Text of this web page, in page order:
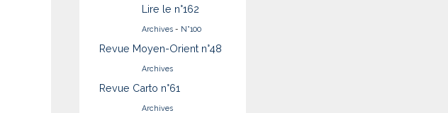
Lire le n°162
Archives - N°100
Revue Moyen-Orient n°48
Archives
Revue Carto n°61
Archives